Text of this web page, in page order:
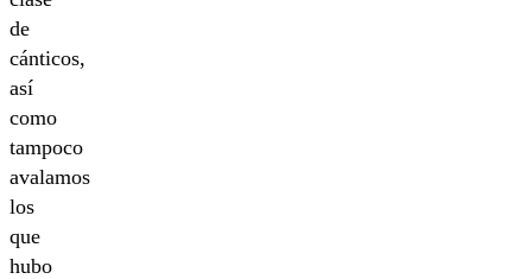
de
cánticos,
así
como
tampoco
avalamos
los
que
hubo